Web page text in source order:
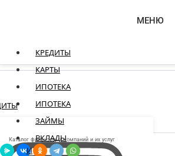
Каталог финансовых компаний и их услуг
МЕНЮ
КРЕДИТЫ
КАРТЫ
ИПОТЕКА
ИПОТЕКА
ЗАЙМЫ
ВКЛАДЫ
И